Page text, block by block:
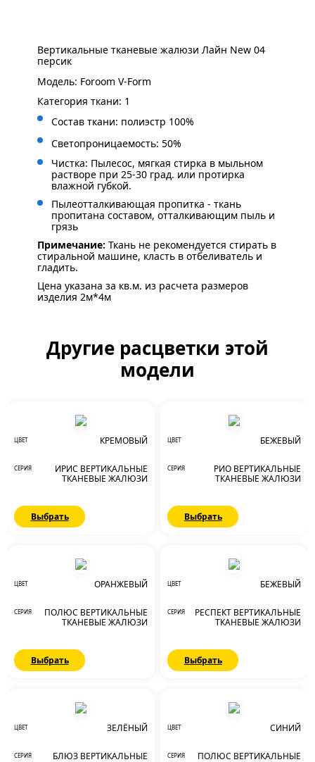
Вертикальные тканевые жалюзи Лайн New 04
персик
Модель: Foroom V-Form
Категория ткани: 1
Состав ткани: полиэстр 100%
Светопроницаемость: 50%
Чистка: Пылесос, мягкая стирка в мыльном
растворе при 25-30 град. или протирка
влажной губкой.
Пылеотталкивающая пропитка - ткань
пропитана составом, отталкивающим пыль и
грязь
Примечание: Ткань не рекомендуется стирать в
стиральной машине, класть в отбеливатель и
гладить.
Цена указана за кв.м. из расчета размеров
изделия 2м*4м
Другие расцветки этой
модели
ЦВЕТ КРЕМОВЫЙ
СЕРИЯ
ИРИС ВЕРТИКАЛЬНЫЕ
ТКАНЕВЫЕ ЖАЛЮЗИ
Выбрать
ЦВЕТ БЕЖЕВЫЙ
СЕРИЯ
РИО ВЕРТИКАЛЬНЫЕ
ТКАНЕВЫЕ ЖАЛЮЗИ
Выбрать
ЦВЕТ ОРАНЖЕВЫЙ
СЕРИЯ
ПОЛЮС ВЕРТИКАЛЬНЫЕ
ТКАНЕВЫЕ ЖАЛЮЗИ
Выбрать
ЦВЕТ БЕЖЕВЫЙ
СЕРИЯ
РЕСПЕКТ ВЕРТИКАЛЬНЫЕ
ТКАНЕВЫЕ ЖАЛЮЗИ
Выбрать
ЦВЕТ ЗЕЛЁНЫЙ
СЕРИЯ
БЛЮЗ ВЕРТИКАЛЬНЫЕ
ЦВЕТ СИНИЙ
СЕРИЯ
ПОЛЮС ВЕРТИКАЛЬНЫЕ